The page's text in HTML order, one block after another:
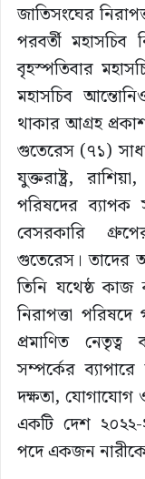
জাতিসংঘের
পরবর্তী
বৃহস্পতিবার
মহাসচিব
থাকার আগ্রহ
গুতেরেস (৭১)
যুক্তরাষ্ট্র,
পরিষদের ব্যাপক
বেসরকারি
গুতেরেস। তাদের
তিনি যথেষ্ঠ
নিরাপত্তা
প্রমাণিত নেতৃত্ব
সম্পর্কের
দক্ষতা, যোগাযোগ
একটি দেশ ২০২২-
পদে একজন